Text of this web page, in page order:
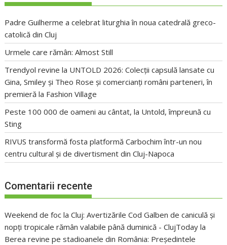
Padre Guilherme a celebrat liturghia în noua catedrală greco-
catolică din Cluj
Urmele care rămân: Almost Still
Trendyol revine la UNTOLD 2026: Colecții capsulă lansate cu
Gina, Smiley și Theo Rose și comercianți români parteneri, în
premieră la Fashion Village
Peste 100 000 de oameni au cântat, la Untold, împreună cu
Sting
RIVUS transformă fosta platformă Carbochim într-un nou
centru cultural și de divertisment din Cluj-Napoca
Comentarii recente
Weekend de foc la Cluj: Avertizările Cod Galben de caniculă și
nopți tropicale rămân valabile până duminică - ClujToday la
Berea revine pe stadioanele din România: Președintele